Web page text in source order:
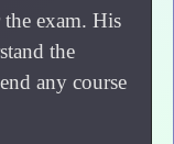
exam. His
the
any course